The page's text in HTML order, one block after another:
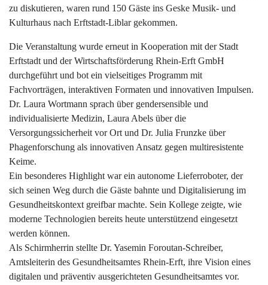
zu diskutieren, waren rund 150 Gäste ins Geske Musik- und
Kulturhaus nach Erftstadt-Liblar gekommen.
Die Veranstaltung wurde erneut in Kooperation mit der Stadt
Erftstadt und der Wirtschaftsförderung Rhein-Erft GmbH
durchgeführt und bot ein vielseitiges Programm mit
Fachvorträgen, interaktiven Formaten und innovativen Impulsen.
Dr. Laura Wortmann sprach über gendersensible und
individualisierte Medizin, Laura Abels über die
Versorgungssicherheit vor Ort und Dr. Julia Frunzke über
Phagenforschung als innovativen Ansatz gegen multiresistente
Keime.
Ein besonderes Highlight war ein autonome Lieferroboter, der
sich seinen Weg durch die Gäste bahnte und Digitalisierung im
Gesundheitskontext greifbar machte. Sein Kollege zeigte, wie
moderne Technologien bereits heute unterstützend eingesetzt
werden können.
Als Schirmherrin stellte Dr. Yasemin Foroutan-Schreiber,
Amtsleiterin des Gesundheitsamtes Rhein-Erft, ihre Vision eines
digitalen und präventiv ausgerichteten Gesundheitsamtes vor.